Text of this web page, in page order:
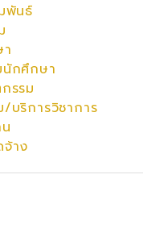
พันธ์
นักศึกษา
รรม
บริการวิชาการ
าง